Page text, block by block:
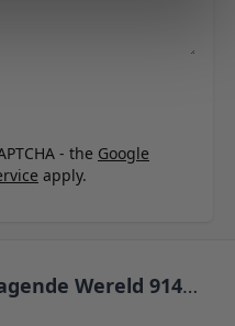
- the Google
apply.
Vloerkleed Vervagende Wereld 9146 - 140 x 200 cm